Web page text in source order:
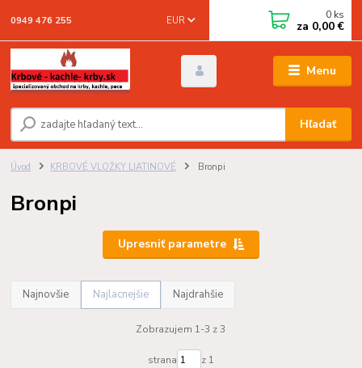
Menu
EUR
Hľadať
0949 476 255 0 ks
za 0,00 €
Úvod KRBOVÉ VLOŽKY LIATINOVÉ Bronpi
Bronpi
Upresniť parametre
Najnovšie Najlacnejšie Najdrahšie
Zobrazujem 1-3 z 3
strana z 1